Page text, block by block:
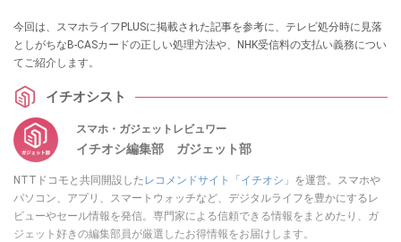
今回は、スマホライフPLUSに掲載された記事を参考に、テレビ処分時に見落
としがちなB-CASカードの正しい処理方法や、NHK受信料の支払い義務につい
てご紹介します。
イチオシスト
スマホ・ガジェットレビュワー
イチオシ編集部 ガジェット部
NTTドコモと共同開設した レコメンドサイト「イチオシ」 を運営。スマホや
パソコン、アプリ、スマートウォッチなど、デジタルライフを豊かにするレ
ビューやセール情報を発信。専門家による信頼できる情報をまとめたり、ガ
ジェット好きの編集部員が厳選したお得情報をお届けします。